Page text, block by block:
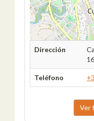
Dirección
Teléfono
Ver